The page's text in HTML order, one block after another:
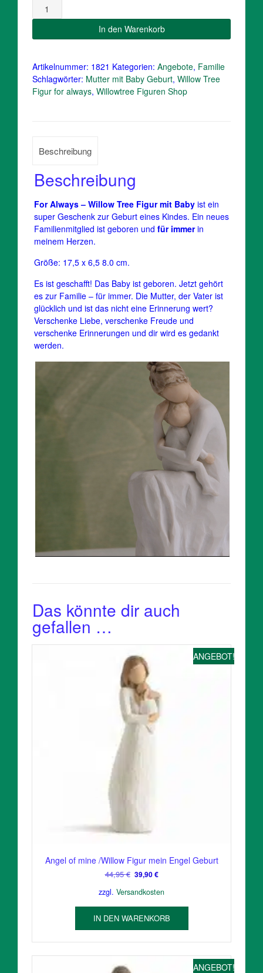
Always
Tree
Geburt
Menge
In den Warenkorb
Artikelnummer: 1821 Kategorien: Angebote, Familie
Schlagwörter: Mutter mit Baby Geburt, Willow Tree
Figur for always, Willowtree Figuren Shop
Beschreibung
Beschreibung
For Always – Willow Tree Figur mit Baby ist ein
super Geschenk zur Geburt eines Kindes. Ein neues
Familienmitglied ist geboren undfür immerin
meinem Herzen.
Größe: 17,5 x 6,5 8.0 cm.
Es ist geschafft! Das Baby ist geboren. Jetzt gehört
es zur Familie – für immer. Die Mutter, der Vater ist
glücklich und ist das nicht eine Erinnerung wert?
Verschenke Liebe, verschenke Freude und
verschenke Erinnerungen und dir wird es gedankt
werden.
Das könnte dir auch
gefallen …
ANGEBOT!
Angel of mine /Willow Figur mein Engel Geburt
44,95€ Ursprünglicher
war:
44,95 €
39,90€Aktueller
ist:
39,90 €.
zzgl. Versandkosten
IN DEN WARENKORB
ANGEBOT!